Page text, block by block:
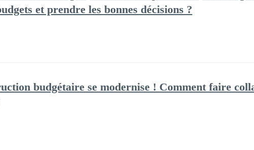
et prendre les bonnes décisions ?
budgétaire se modernise ! Comment faire